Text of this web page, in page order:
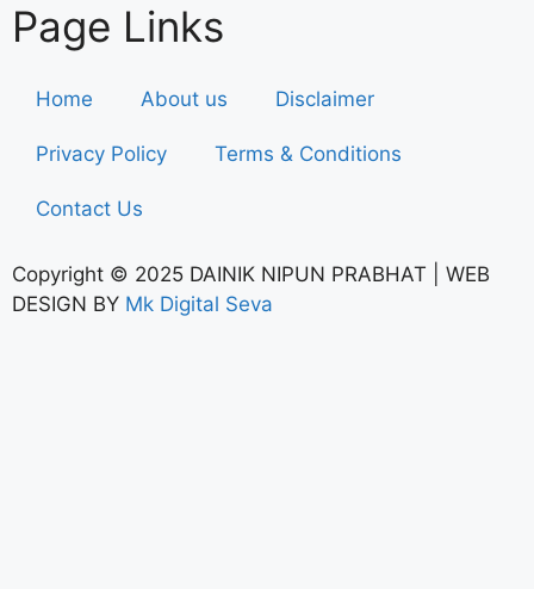
Page Links
Home About us Disclaimer
Privacy Policy Terms & Conditions
Contact Us
Copyright © 2025 DAINIK NIPUN PRABHAT | WEB
DESIGN BY Mk Digital Seva